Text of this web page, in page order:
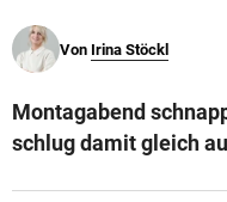
© Krone Multimedia
Von Irina Stöckl
Montagabend
schlug damit gleich